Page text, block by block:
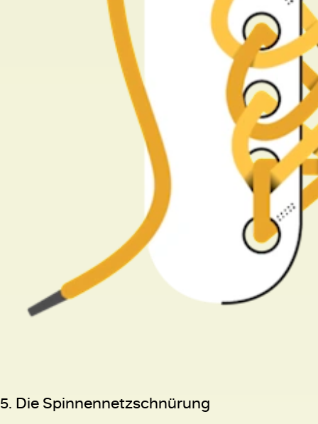
5. Die Spinnennetzschnürung